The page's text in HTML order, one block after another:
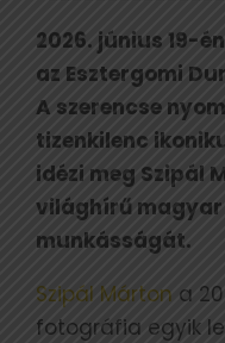
2026. június 19-
az Esztergomi
A szerencse
tizenkilenc
idézi meg Szipál
világhírű
munkásságát.
Szipál Márton a
fotográfia egyik